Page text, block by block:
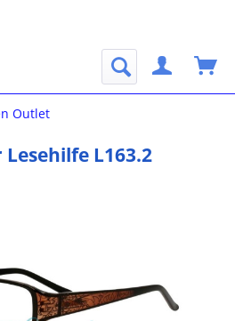
Outlet
L163.2